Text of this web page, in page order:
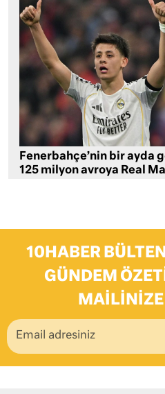
Fenerbahçe’nin bir ayda
125 milyon avroya Real
10HABER
GÜNDEM